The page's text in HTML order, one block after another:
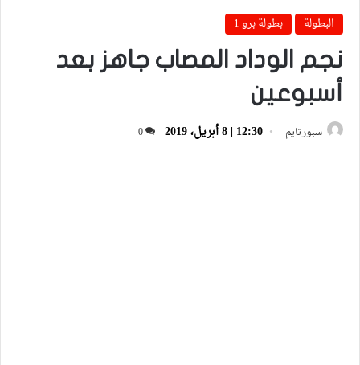
البطولة
بطولة برو 1
نجم الوداد المصاب جاهز بعد
أسبوعين
سبورتايم 12:30 | 8 أبريل، 2019 0